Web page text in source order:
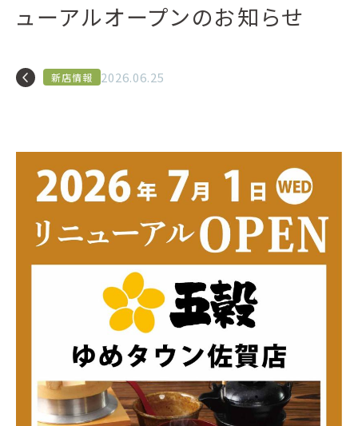
ューアルオープンのお知らせ
navigate_before 新店情報 2026.06.25